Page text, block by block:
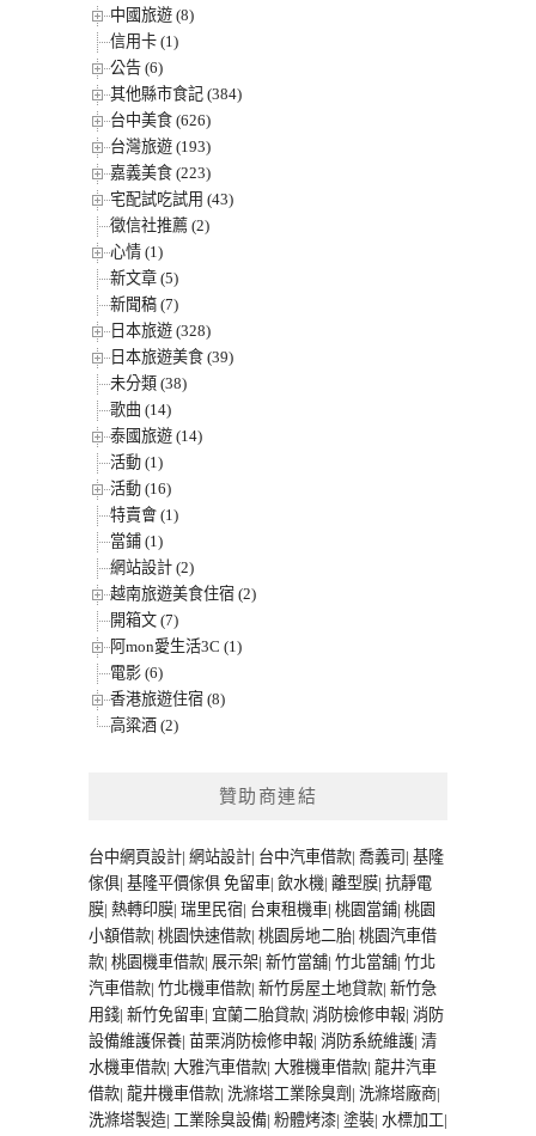
中國旅遊 (8)
信用卡 (1)
公告 (6)
其他縣市食記 (384)
台中美食 (626)
台灣旅遊 (193)
嘉義美食 (223)
宅配試吃試用 (43)
徵信社推薦 (2)
心情 (1)
新文章 (5)
新聞稿 (7)
日本旅遊 (328)
日本旅遊美食 (39)
未分類 (38)
歌曲 (14)
泰國旅遊 (14)
活動 (1)
活動 (16)
特賣會 (1)
當鋪 (1)
網站設計 (2)
越南旅遊美食住宿 (2)
開箱文 (7)
阿mon愛生活3C (1)
電影 (6)
香港旅遊住宿 (8)
高粱酒 (2)
贊助商連結
台中網頁設計| 網站設計| 台中汽車借款| 喬義司 | 基隆
傢俱| 基隆平價傢俱 免留車| 飲水機| 離型膜| 抗靜電
膜| 熱轉印膜| 瑞里民宿| 台東租機車| 桃園當鋪| 桃園
小額借款| 桃園快速借款| 桃園房地二胎| 桃園汽車借
款| 桃園機車借款| 展示架| 新竹當舖| 竹北當舖| 竹北
汽車借款| 竹北機車借款| 新竹房屋土地貸款| 新竹急
用錢| 新竹免留車| 宜蘭二胎貸款| 消防檢修申報| 消防
設備維護保養| 苗栗消防檢修申報| 消防系統維護| 清
水機車借款| 大雅汽車借款| 大雅機車借款| 龍井汽車
借款| 龍井機車借款| 洗滌塔工業除臭劑 | 洗滌塔廠商|
洗滌塔製造| 工業除臭設備| 粉體烤漆| 塗裝| 水標加工|